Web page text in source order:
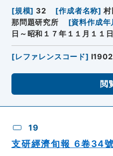
[規模] 32 [作成者名称] 村
那問題研究所
[資料作成年
日～昭和１７年１１月１１日
[レファレンスコード]
閲
19
支研經濟旬報 6卷34號